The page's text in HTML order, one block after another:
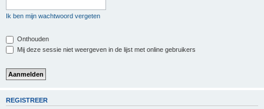
Ik ben mijn wachtwoord vergeten
Onthouden
Mij deze sessie niet weergeven in de lijst met online gebruikers
REGISTREER